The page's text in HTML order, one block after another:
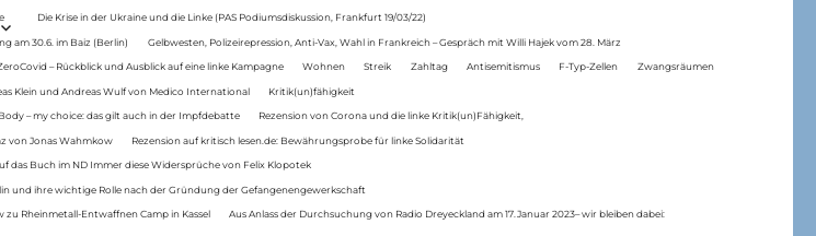
Die Krise in der Ukraine und die Linke (PAS Podiumsdiskussion, Frankfurt 19/03/22)
am 30.6. im Baiz (Berlin) Gelbwesten, Polizeirepression, Anti-Vax, Wahl in Frankreich – Gespräch mit Willi Hajek vom 28. März
– Rückblick und Ausblick auf eine linke Kampagne Wohnen Streik Zahltag Antisemitismus F-Typ-Zellen Zwangsräumen
Klein und Andreas Wulf von Medico International Kritik(un)fähigkeit
– my choice: das gilt auch in der Impfdebatte Rezension von Corona und die linke Kritik(un)Fähigkeit,
von Jonas Wahmkow Rezension auf kritisch lesen.de: Bewährungsprobe für linke Solidarität
das Buch im ND Immer diese Widersprüche von Felix Klopotek
und ihre wichtige Rolle nach der Gründung der Gefangenengewerkschaft
zu Rheinmetall-Entwaffnen Camp in Kassel Aus Anlass der Durchsuchung von Radio Dreyeckland am 17.Januar 2023– wir bleiben dabei: